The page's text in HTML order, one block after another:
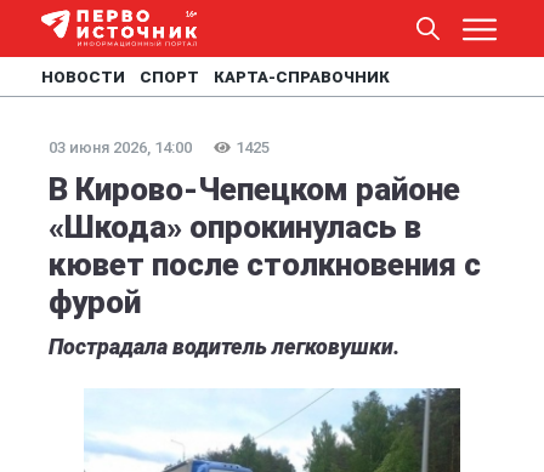
НОВОСТИ СПОРТ КАРТА-СПРАВОЧНИК
03 июня 2026, 14:00 1425
В Кирово-Чепецком районе
«Шкода» опрокинулась в
кювет после столкновения с
фурой
Пострадала водитель легковушки.